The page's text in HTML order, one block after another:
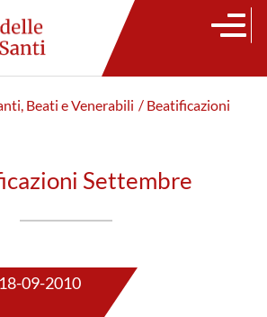
Beati e Venerabili / Beatificazioni
Settembre
09-2010